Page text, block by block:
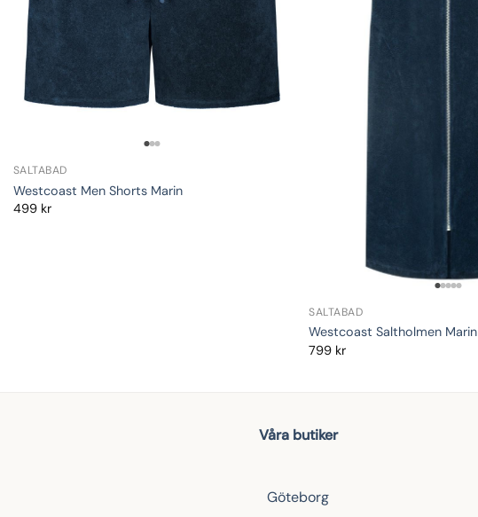
SALTABAD
Westcoast Men Shorts Marin
499 kr
SALTABAD
Westcoast Saltholmen Marin
799 kr
Våra butiker
Göteborg